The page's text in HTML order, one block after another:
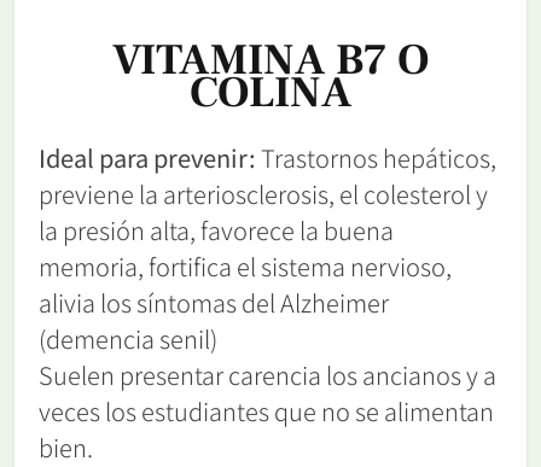
VITAMINA B7 O
COLINA
Ideal para prevenir: Trastornos hepáticos,
previene la arteriosclerosis, el colesterol y
la presión alta, favorece la buena
memoria, fortifica el sistema nervioso,
alivia los síntomas del Alzheimer
(demencia senil)
Suelen presentar carencia los ancianos y a
veces los estudiantes que no se alimentan
bien.